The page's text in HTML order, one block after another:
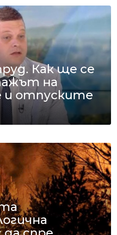
Как ще се
на
отпуските